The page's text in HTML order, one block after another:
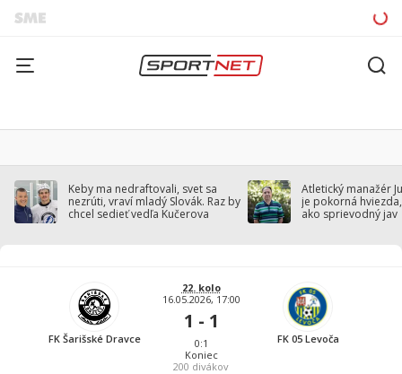
Keby ma nedraftovali, svet sa
nezrúti, vraví mladý Slovák. Raz by
chcel sedieť vedľa Kučerova
Atletický manažér
je pokorná
ako sprievodný jav
FK Šarišské Dravce
22. kolo
16.05.2026, 17:00
1 - 1
0:1
Koniec
200 divákov
FK 05 Levoča